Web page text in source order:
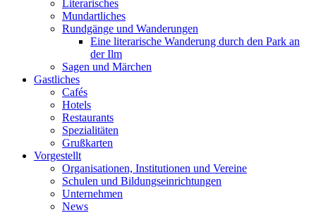
Literarisches
Mundartliches
Rundgänge und Wanderungen
Eine literarische Wanderung durch den Park an
der Ilm
Sagen und Märchen
Gastliches
Cafés
Hotels
Restaurants
Spezialitäten
Grußkarten
Vorgestellt
Organisationen, Institutionen und Vereine
Schulen und Bildungseinrichtungen
Unternehmen
News